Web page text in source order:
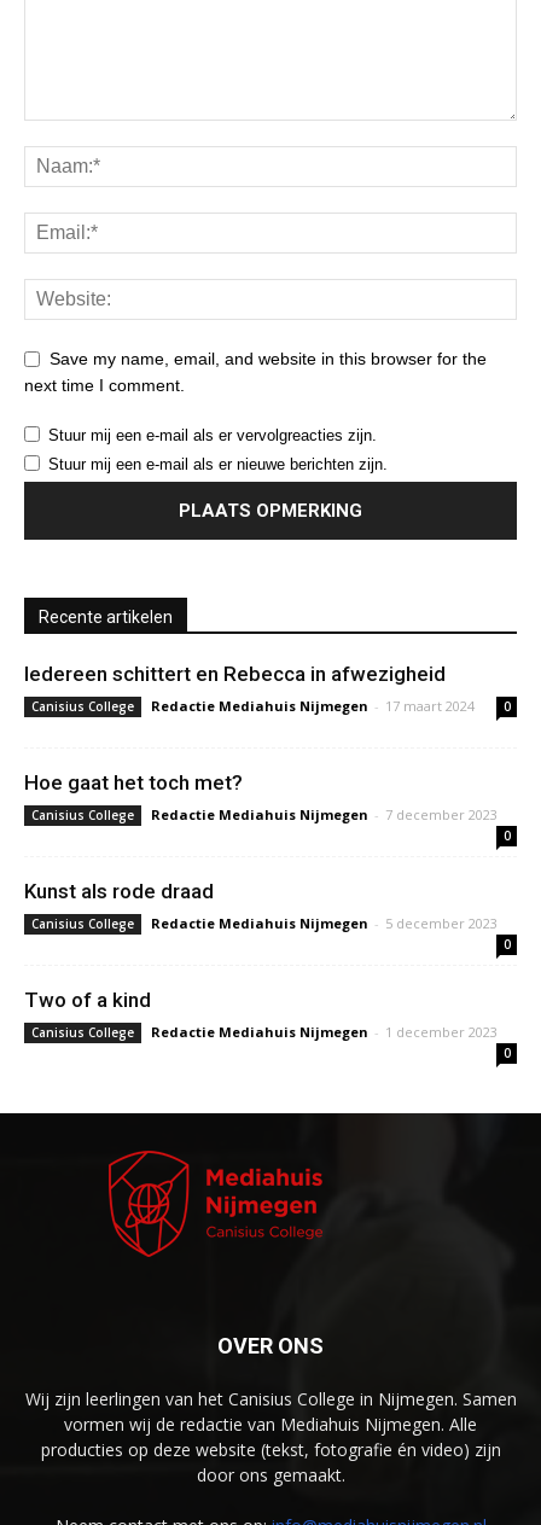
Save my name, email, and website in this browser for the
next time I comment.
Stuur mij een e-mail als er vervolgreacties zijn.
Stuur mij een e-mail als er nieuwe berichten zijn.
Recente artikelen
Iedereen schittert en Rebecca in afwezigheid
Canisius College Redactie Mediahuis Nijmegen - 17 maart 2024 0
Hoe gaat het toch met?
Canisius College Redactie Mediahuis Nijmegen - 7 december 2023
0
Kunst als rode draad
Canisius College Redactie Mediahuis Nijmegen - 5 december 2023
0
Two of a kind
Canisius College Redactie Mediahuis Nijmegen - 1 december 2023
0
OVER ONS
Wij zijn leerlingen van het Canisius College in Nijmegen. Samen
vormen wij de redactie van Mediahuis Nijmegen. Alle
producties op deze website (tekst, fotografie én video) zijn
door ons gemaakt.